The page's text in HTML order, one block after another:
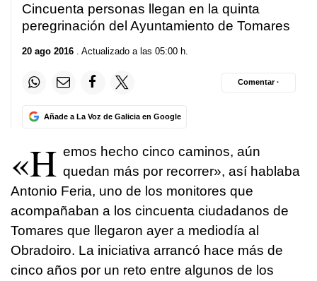
Cincuenta personas llegan en la quinta
peregrinación del Ayuntamiento de Tomares
20 ago 2016 . Actualizado a las 05:00 h.
Añade a La Voz de Galicia en Google
Comentar ·
«H emos hecho cinco caminos, aún
quedan más por recorrer», así hablaba
Antonio Feria, uno de los monitores que
acompañaban a los cincuenta ciudadanos de
Tomares que llegaron ayer a mediodía al
Obradoiro. La iniciativa arrancó hace más de
cinco años por un reto entre algunos de los